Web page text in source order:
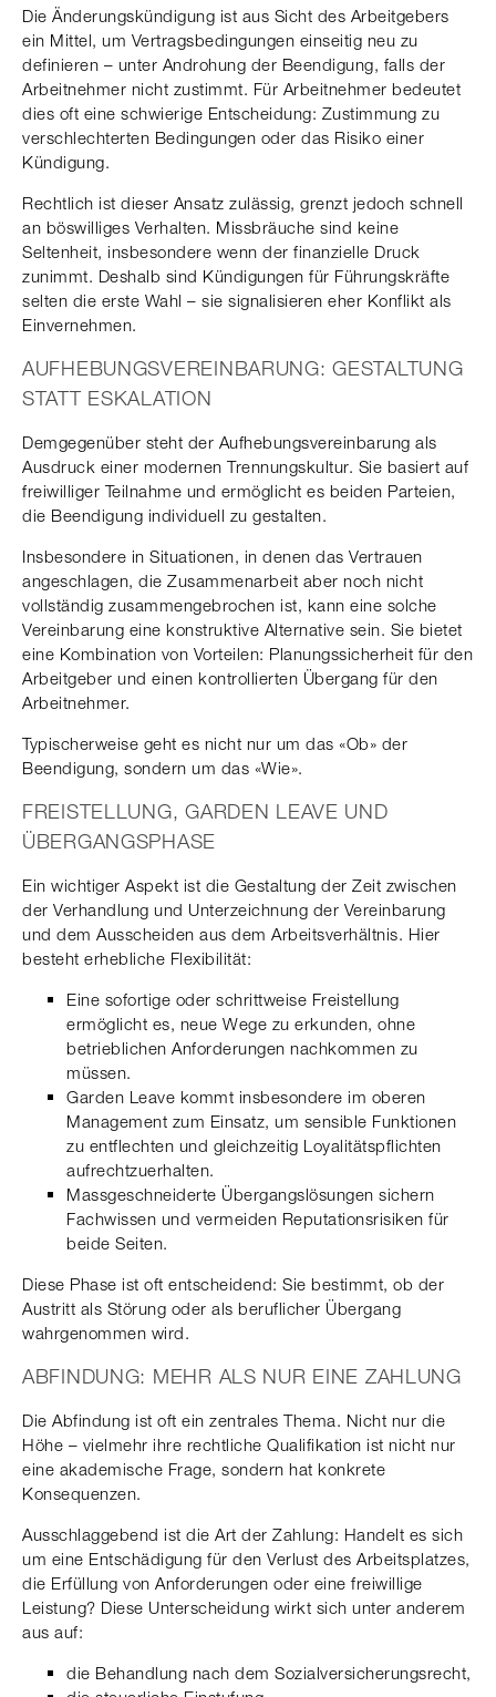
Die Änderungskündigung ist aus Sicht des Arbeitgebers
ein Mittel, um Vertragsbedingungen einseitig neu zu
definieren – unter Androhung der Beendigung, falls der
Arbeitnehmer nicht zustimmt. Für Arbeitnehmer bedeutet
dies oft eine schwierige Entscheidung: Zustimmung zu
verschlechterten Bedingungen oder das Risiko einer
Kündigung.
Rechtlich ist dieser Ansatz zulässig, grenzt jedoch schnell
an böswilliges Verhalten. Missbräuche sind keine
Seltenheit, insbesondere wenn der finanzielle Druck
zunimmt. Deshalb sind Kündigungen für Führungskräfte
selten die erste Wahl – sie signalisieren eher Konflikt als
Einvernehmen.
AUFHEBUNGSVEREINBARUNG: GESTALTUNG
STATT ESKALATION
Demgegenüber steht der Aufhebungsvereinbarung als
Ausdruck einer modernen Trennungskultur. Sie basiert auf
freiwilliger Teilnahme und ermöglicht es beiden Parteien,
die Beendigung individuell zu gestalten.
Insbesondere in Situationen, in denen das Vertrauen
angeschlagen, die Zusammenarbeit aber noch nicht
vollständig zusammengebrochen ist, kann eine solche
Vereinbarung eine konstruktive Alternative sein. Sie bietet
eine Kombination von Vorteilen: Planungssicherheit für den
Arbeitgeber und einen kontrollierten Übergang für den
Arbeitnehmer.
Typischerweise geht es nicht nur um das «Ob» der
Beendigung, sondern um das «Wie».
FREISTELLUNG, GARDEN LEAVE UND
ÜBERGANGSPHASE
Ein wichtiger Aspekt ist die Gestaltung der Zeit zwischen
der Verhandlung und Unterzeichnung der Vereinbarung
und dem Ausscheiden aus dem Arbeitsverhältnis. Hier
besteht erhebliche Flexibilität:
Eine sofortige oder schrittweise Freistellung
ermöglicht es, neue Wege zu erkunden, ohne
betrieblichen Anforderungen nachkommen zu
müssen.
Garden Leave kommt insbesondere im oberen
Management zum Einsatz, um sensible Funktionen
zu entflechten und gleichzeitig Loyalitätspflichten
aufrechtzuerhalten.
Massgeschneiderte Übergangslösungen sichern
Fachwissen und vermeiden Reputationsrisiken für
beide Seiten.
Diese Phase ist oft entscheidend: Sie bestimmt, ob der
Austritt als Störung oder als beruflicher Übergang
wahrgenommen wird.
ABFINDUNG: MEHR ALS NUR EINE ZAHLUNG
Die Abfindung ist oft ein zentrales Thema. Nicht nur die
Höhe – vielmehr ihre rechtliche Qualifikation ist nicht nur
eine akademische Frage, sondern hat konkrete
Konsequenzen.
Ausschlaggebend ist die Art der Zahlung: Handelt es sich
um eine Entschädigung für den Verlust des Arbeitsplatzes,
die Erfüllung von Anforderungen oder eine freiwillige
Leistung? Diese Unterscheidung wirkt sich unter anderem
aus auf:
die Behandlung nach dem Sozialversicherungsrecht,